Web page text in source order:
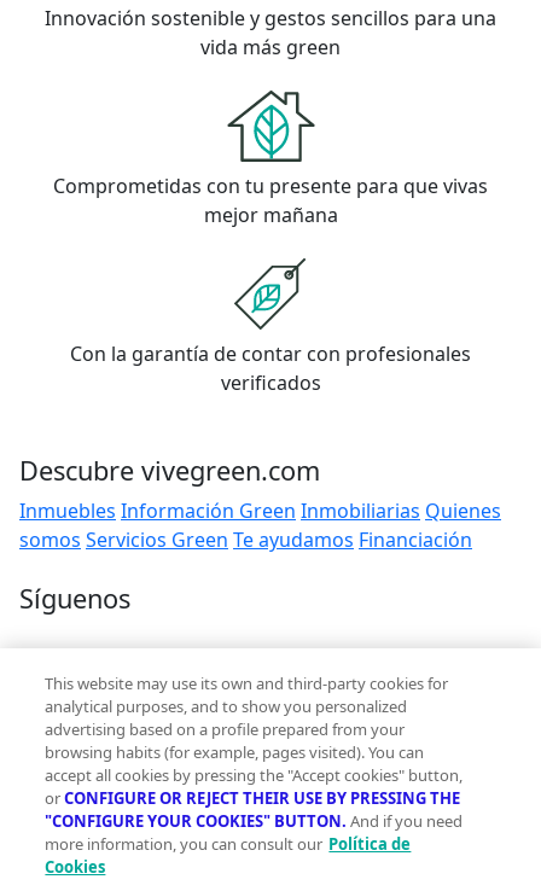
Innovación sostenible y gestos sencillos para una
vida más green
Comprometidas con tu presente para que vivas
mejor mañana
Con la garantía de contar con profesionales
verificados
Descubre vivegreen.com
Inmuebles Información Green Inmobiliarias Quienes
somos Servicios Green Te ayudamos Financiación
Síguenos
Contacto
hola@vivegreen.com
Aviso Legal
Condiciones de uso
This website may use its own and third-party cookies for
analytical purposes, and to show you personalized
advertising based on a profile prepared from your
browsing habits (for example, pages visited). You can
accept all cookies by pressing the "Accept cookies" button,
orCONFIGURE OR REJECT THEIR USE BY PRESSING THE
"CONFIGURE YOUR COOKIES" BUTTON. And if you need
more information, you can consult our Política de
Cookies